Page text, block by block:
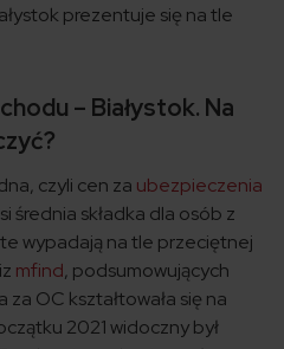
prezentuje się na tle
– Białystok. Na
czyli cen za ubezpieczenia
średnia składka dla osób z
wypadają na tle przeciętnej
mfind, podsumowujących
OC kształtowała się na
2021 widoczny był